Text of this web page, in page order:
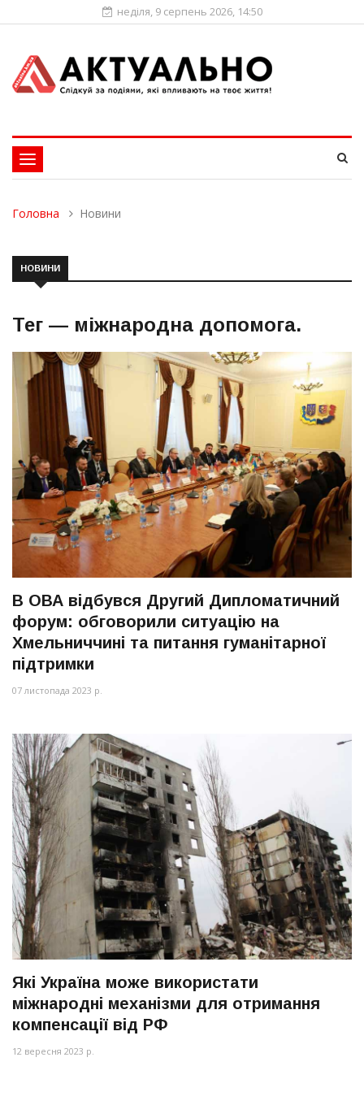
неділя, 9 серпень 2026, 14:50
Toggle
navigation
Головна Новини
НОВИНИ
Тег — міжнародна допомога.
В ОВА відбувся Другий Дипломатичний
форум: обговорили ситуацію на
Хмельниччині та питання гуманітарної
підтримки
07 листопада 2023 р.
Які Україна може використати
міжнародні механізми для отримання
компенсації від РФ
12 вересня 2023 р.